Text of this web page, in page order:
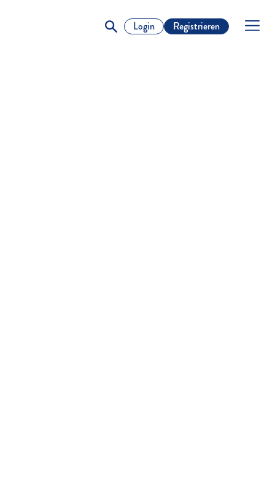
Login Registrieren